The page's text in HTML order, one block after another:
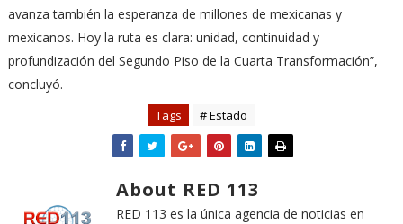
avanza también la esperanza de millones de mexicanas y
mexicanos. Hoy la ruta es clara: unidad, continuidad y
profundización del Segundo Piso de la Cuarta Transformación”,
concluyó.
Tags # Estado
About RED 113
RED 113 es la única agencia de noticias en